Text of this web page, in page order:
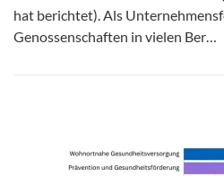
hat berichtet). Als
Genossenschaften in vielen Ber…